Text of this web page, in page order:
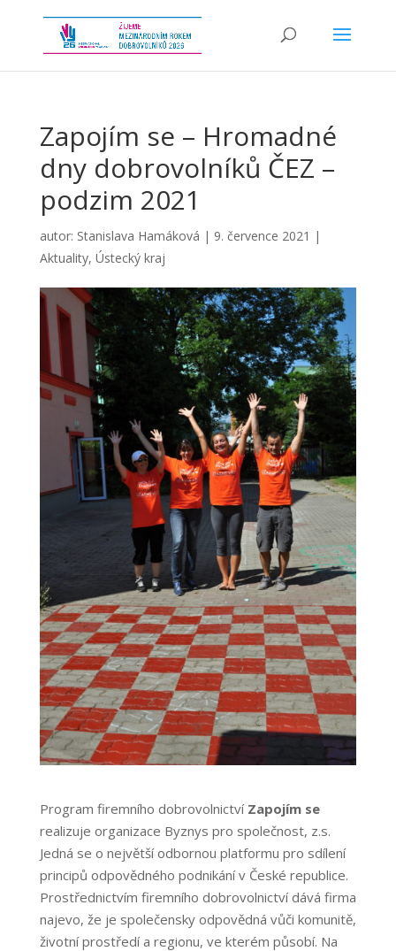
Zapojím se – Hromadné
dny dobrovolníků ČEZ –
podzim 2021
autor: Stanislava Hamáková | 9. července 2021 |
Aktuality, Ústecký kraj
Program firemního dobrovolnictví Zapojím se
realizuje organizace Byznys pro společnost, z.s.
Jedná se o největší odbornou platformu pro sdílení
principů odpovědného podnikání v České republice.
Prostřednictvím firemního dobrovolnictví dává firma
najevo, že je společensky odpovědná vůči komunitě,
životní prostředí a regionu, ve kterém působí. Na